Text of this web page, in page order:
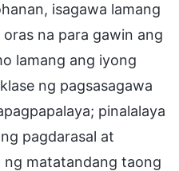
isagawa lamang
na para gawin ang
lamang ang iyong
ng pagsasagawa
pinalalaya
pagdarasal at
ng matatandang taong